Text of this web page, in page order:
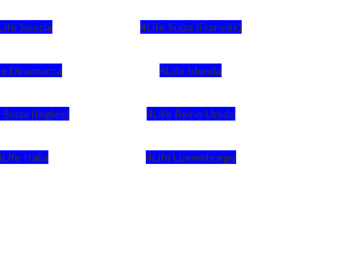
Suecia 4Life Suiza (Francés)
Dinamarca 4Life Irlanda
(Inglés) 4Life Reino Unido
Italia 4Life Luxemburgo